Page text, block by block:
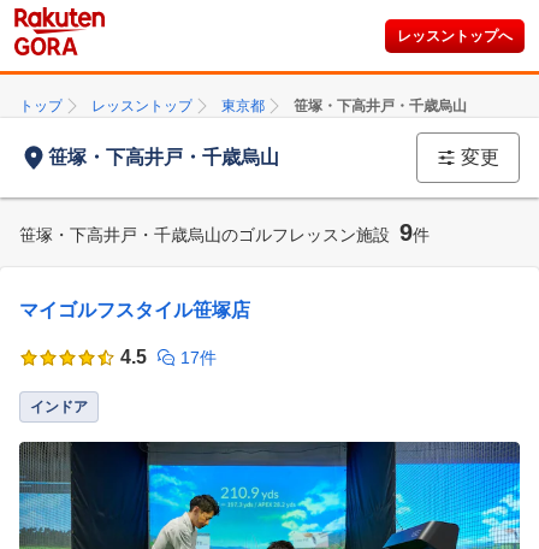
レッスントップへ
トップ レッスントップ 東京都 笹塚・下高井戸・千歳烏山
笹塚・下高井戸・千歳烏山 変更
笹塚・下高井戸・千歳烏山のゴルフレッスン施設 9件
マイゴルフスタイル笹塚店
4.5 17件
インドア